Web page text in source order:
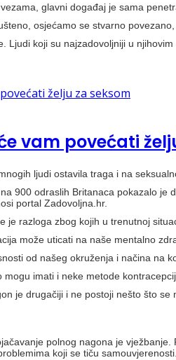
glavni događaj je sama
osjećamo se stvarno
Ljudi koji su najzadovoljniji u
vam povećati
ljudi ostavila traga i na
900 odraslih Britanaca pokazalo
portal Zadovoljna.hr.
je razloga zbog kojih u trenutnoj
može uticati na naše mentalno
od našeg okruženja i načina na
mogu imati i neke metode
je drugačiji i ne postoji nešto što
polnog nagona je
koji se tiču